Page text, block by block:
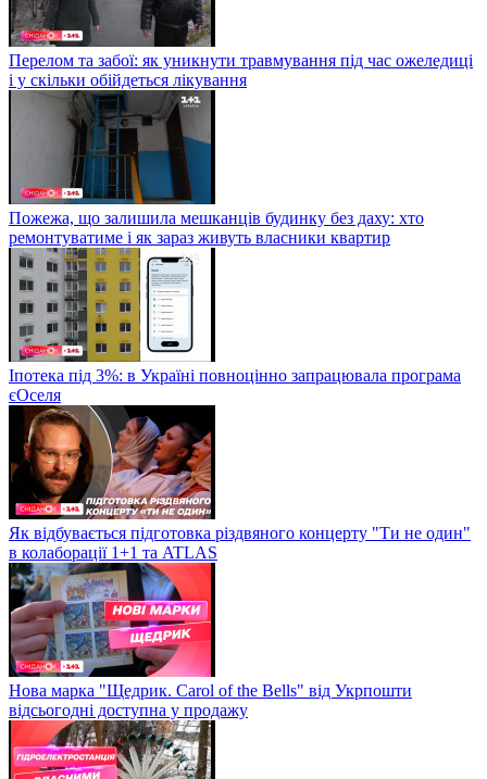
Перелом та забої: як уникнути травмування під час ожеледиці
і у скільки обійдеться лікування
Пожежа, що залишила мешканців будинку без даху: хто
ремонтуватиме і як зараз живуть власники квартир
Іпотека під 3%: в Україні повноцінно запрацювала програма
єОселя
Як відбувається підготовка різдвяного концерту "Ти не один"
в колаборації 1+1 та ATLAS
Нова марка "Щедрик. Carol of the Bells" від Укрпошти
відсьогодні доступна у продажу